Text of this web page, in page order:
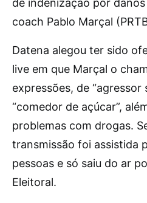
de indenização por
coach Pablo Marçal
Datena alegou ter sido
live em que Marçal o
expressões, de “agressor
“comedor de açúcar”,
problemas com drogas.
transmissão foi assistida
pessoas e só saiu do ar
Eleitoral.